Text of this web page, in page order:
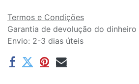
Termos e Condições
Garantia de devolução do
Envio: 2-3 dias úteis